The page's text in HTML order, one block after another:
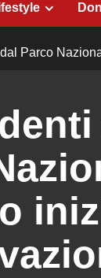
Parco